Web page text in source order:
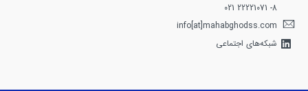
8- 22221071 021
info[at]mahabghodss.com
شبکه‌های اجتماعی